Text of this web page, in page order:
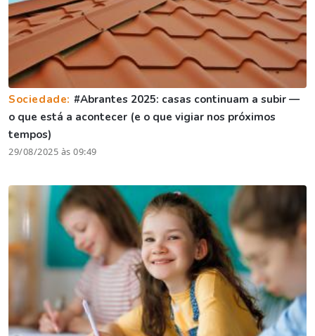
Sociedade: #Abrantes 2025: casas continuam a subir —
o que está a acontecer (e o que vigiar nos próximos
tempos)
29/08/2025 às 09:49